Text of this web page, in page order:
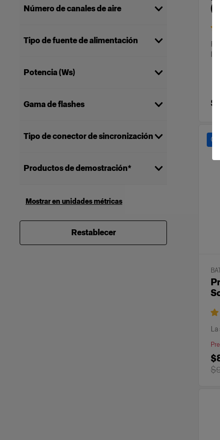
Número de canales de aire
8 (1)
Tipo de fuente de alimentación
Potencia (Ws)
500 (3)
Gama de flashes
Tipo de conector de sincronización
Sin conector de sincronización (5)
Productos de demostración*
demostración
* Artículos reacondicionados,
utilizados anteriormente para
demostraciones.
Mostrar en unidades métricas
Restablecer